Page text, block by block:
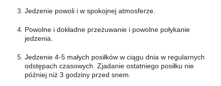
Jedzenie powoli i w spokojnej atmosferze.
Powolne i dokładne przeżuwanie i powolne połykanie
jedzenia.
Jedzenie 4-5 małych posiłków w ciągu dnia w regularnych
odstępach czasowych. Zjadanie ostatniego posiłku nie
później niż 3 godziny przed snem.